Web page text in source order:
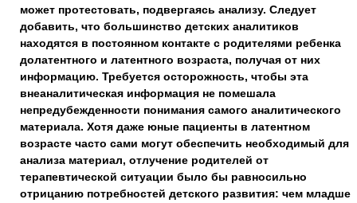
может протестовать, подвергаясь анализу. Следует
добавить, что большинство детских аналитиков
находятся в постоянном контакте с родителями ребенка
долатентного и латентного возраста, получая от них
информацию. Требуется осторожность, чтобы эта
внеаналитическая информация не помешала
непредубежденности понимания самого аналитического
материала. Хотя даже юные пациенты в латентном
возрасте часто сами могут обеспечить необходимый для
анализа материал, отлучение родителей от
терапевтической ситуации было бы равносильно
отрицанию потребностей детского развития: чем младше